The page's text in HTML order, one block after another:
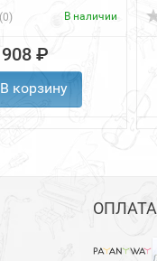
(0) В наличии
₽
В корзину
ОПЛАТА